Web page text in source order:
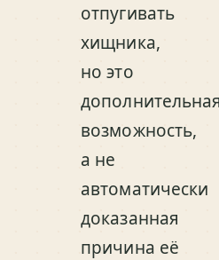
отпугивать
хищника,
но это
возможность,
а не
автоматически
доказанная
причина её